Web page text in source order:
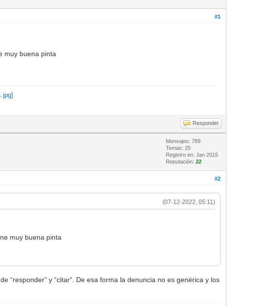
#1
muy buena pinta
Responder
Mensajes: 789
Temas: 25
Registro en: Jan 2015
Reputación:22
#2
(07-12-2022, 05:11)
muy buena pinta
“responder” y “citar”. De esa forma la denuncia no es genérica y los